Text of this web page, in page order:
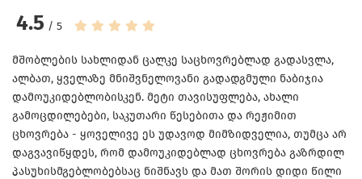
4.5 / 5
მშობლების სახლიდან ცალკე საცხოვრებლად გადასვლა,
ალბათ, ყველაზე მნიშვნელოვანი გადადგმული ნაბიჯია
დამოუკიდებლობისკენ. მეტი თავისუფლება, ახალი
გამოცდილებები, საკუთარი წესებითა და რეჟიმით
ცხოვრება - ყოველივე ეს უდავოდ მიმზიდველია, თუმცა არ
დაგვავიწყდეს, რომ დამოუკიდებლად ცხოვრება გაზრდილ
პასუხისმგებლობებსაც ნიშნავს და მათ შორის დიდი წილი